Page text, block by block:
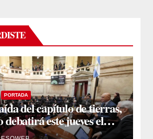
PORTADA
del capítulo de tierras,
debatirá este jueves el
propiedad privada